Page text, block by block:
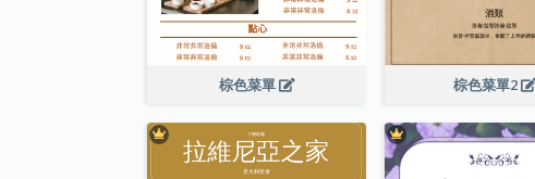
棕色菜單 棕色菜單2